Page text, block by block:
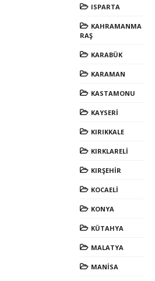
ISPARTA
KAHRAMANMA
RAŞ
KARABÜK
KARAMAN
KASTAMONU
KAYSERİ
KIRIKKALE
KIRKLARELİ
KIRŞEHİR
KOCAELİ
KONYA
KÜTAHYA
MALATYA
MANİSA